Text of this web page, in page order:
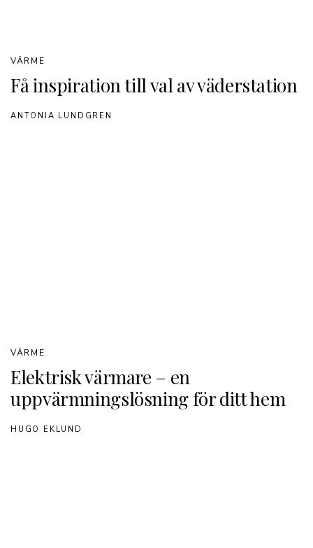
Få inspiration till val av väderstation
VÄRME
ANTONIA LUNDGREN
Elektrisk värmare – en
uppvärmningslösning för ditt hem
VÄRME
HUGO EKLUND